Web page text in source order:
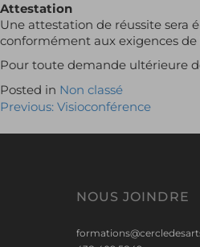
Attestation
Une attestation de réussite sera
conformément aux exigences
Pour toute demande ultérieure
Posted in Non classé
Navigation
de
Previous: Visioconférence
NOUS JOINDRE